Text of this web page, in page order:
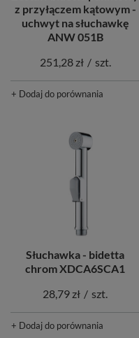
z przyłączem kątowym -
uchwyt na słuchawkę
ANW 051B
251,28 zł / szt.
+ Dodaj do porównania
Słuchawka - bidetta
chrom XDCA6SCA1
28,79 zł / szt.
+ Dodaj do porównania